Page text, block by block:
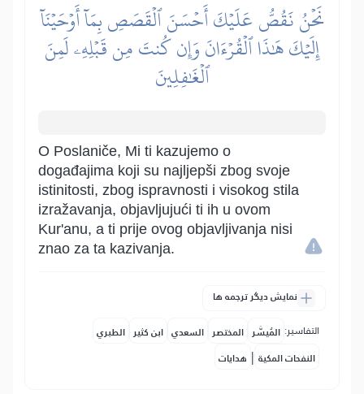
نَحۡنُ نَقُصُّ عَلَيۡكَ أَحۡسَنَ ٱلۡقَصَصِ بِمَآ أَوۡحَيۡنَآ
إِلَيۡكَ هَٰذَا ٱلۡقُرۡءَانَ وَإِن كُنتَ مِن قَبۡلِهِۦ لَمِنَ
ٱلۡغَٰفِلِينَ
O Poslaniče, Mi ti kazujemo o
događajima koji su najljepši zbog svoje
istinitosti, zbog ispravnosti i visokog stila
izražavanja, objavljujući ti ih u ovom
Kur'anu, a ti prije ovog objavljivanja nisi
znao za ta kazivanja.
نمایش دیگر ترجمه ها
التفاسير: المُيسَّر المختصر السعدي ابن كثير الطبري
النفحات المكية | هدايات